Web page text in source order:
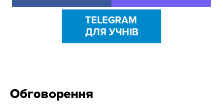
TELEGRAM
ДЛЯ УЧНІВ
Обговорення